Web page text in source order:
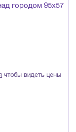
городом 95х57
чтобы видеть цены